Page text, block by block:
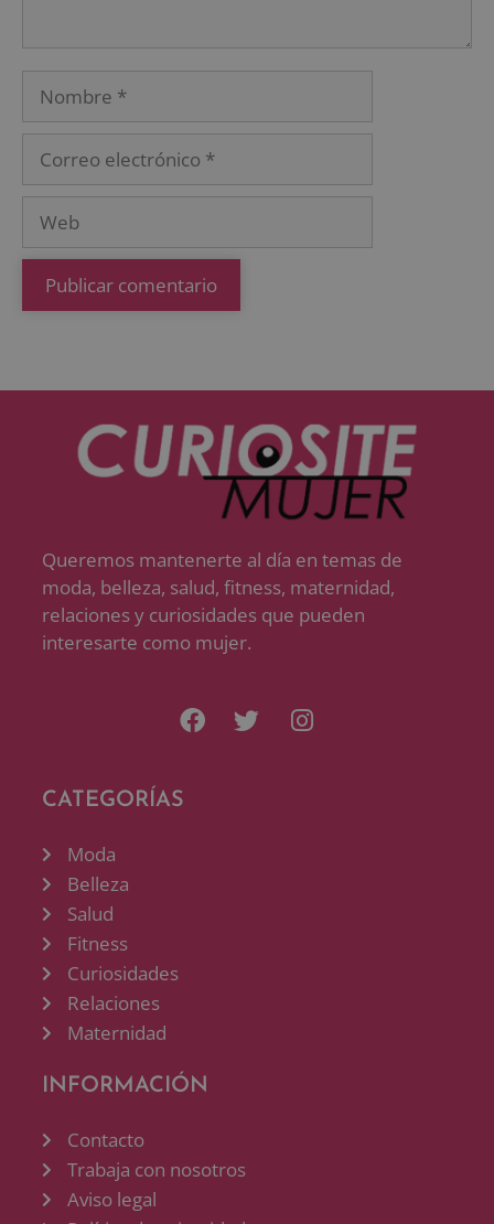
Queremos mantenerte al día en temas de
moda, belleza, salud, fitness, maternidad,
relaciones y curiosidades que pueden
interesarte como mujer.
CATEGORÍAS
Moda
Belleza
Salud
Fitness
Curiosidades
Relaciones
Maternidad
INFORMACIÓN
Contacto
Trabaja con nosotros
Aviso legal